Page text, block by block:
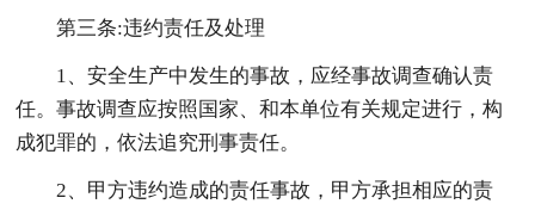
第三条:违约责任及处理
1、安全生产中发生的事故，应经事故调查确认责
任。事故调查应按照国家、和本单位有关规定进行，构
成犯罪的，依法追究刑事责任。
2、甲方违约造成的责任事故，甲方承担相应的责